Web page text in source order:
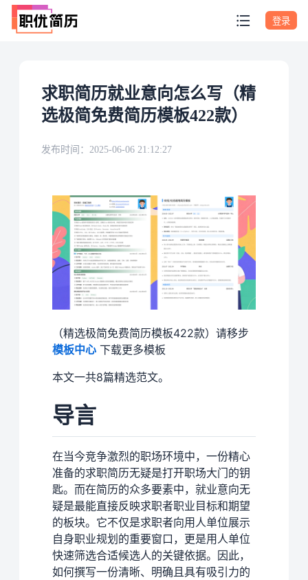
登录
求职简历就业意向怎么写（精
选极简免费简历模板422款）
发布时间： 2025-06-06 21:12:27
（精选极简免费简历模板422款）请移步
模板中心 下载更多模板
本文一共8篇精选范文。
导言
在当今竞争激烈的职场环境中，一份精心
准备的求职简历无疑是打开职场大门的钥
匙。而在简历的众多要素中，就业意向无
疑是最能直接反映求职者职业目标和期望
的板块。它不仅是求职者向用人单位展示
自身职业规划的重要窗口，更是用人单位
快速筛选合适候选人的关键依据。因此，
如何撰写一份清晰、明确且具有吸引力的